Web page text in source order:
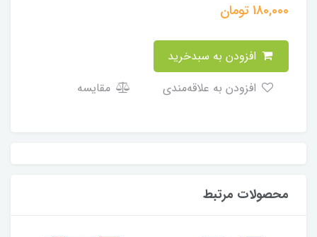
180,000تومان
مقایسه
محصولات مرتبط